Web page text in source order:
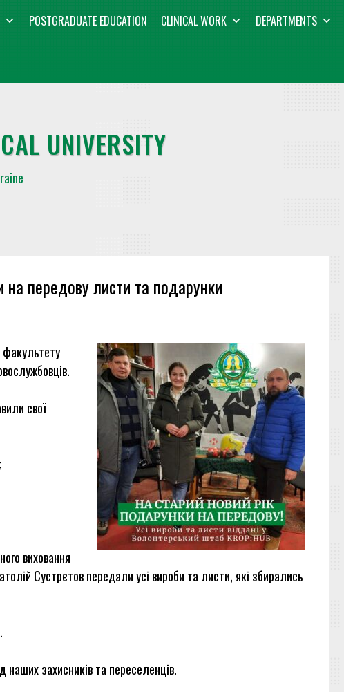
POSTGRADUATE EDUCATION CLINICAL WORK DEPARTMENTS
UNIVERSITY
передову листи та подарунки
факультету
свої
виховання
Сустрєтов передали усі вироби та листи, які збирались
наших захисників та переселенців.